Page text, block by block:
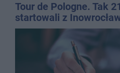
Tour de Pologne. Tak
startowali z